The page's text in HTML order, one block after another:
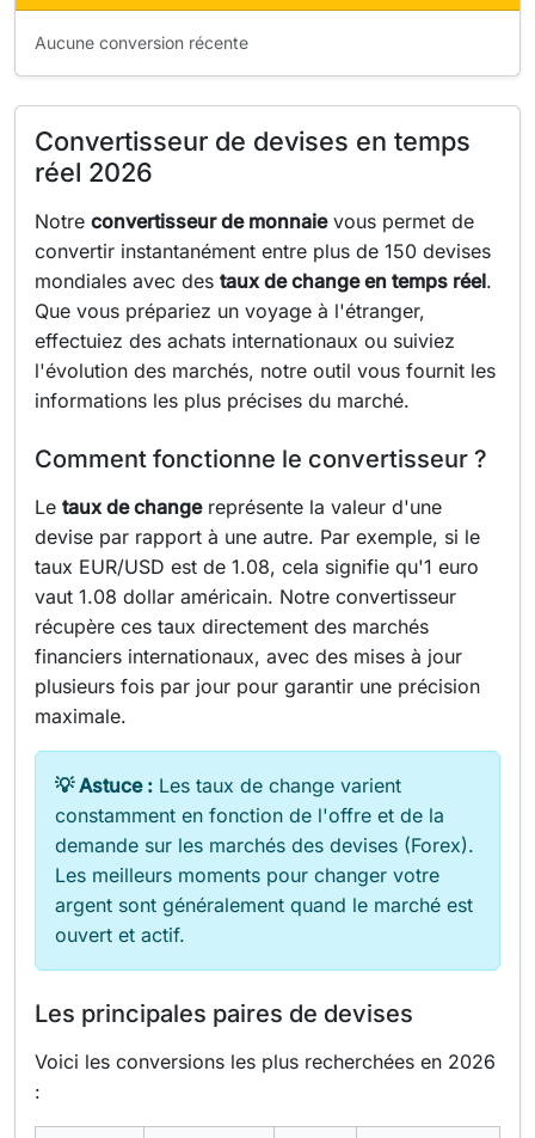
Aucune conversion récente
Convertisseur de devises en temps
réel 2026
Notre convertisseur de monnaievous permet de
convertir instantanément entre plus de 150 devises
mondiales avec des taux de change en temps réel.
Que vous prépariez un voyage à l'étranger,
effectuiez des achats internationaux ou suiviez
l'évolution des marchés, notre outil vous fournit les
informations les plus précises du marché.
Comment fonctionne le convertisseur ?
Le taux de changereprésente la valeur d'une
devise par rapport à une autre. Par exemple, si le
taux EUR/USD est de 1.08, cela signifie qu'1 euro
vaut 1.08 dollar américain. Notre convertisseur
récupère ces taux directement des marchés
financiers internationaux, avec des mises à jour
plusieurs fois par jour pour garantir une précision
maximale.
💡 Astuce : Les taux de change varient
constamment en fonction de l'offre et de la
demande sur les marchés des devises (Forex).
Les meilleurs moments pour changer votre
argent sont généralement quand le marché est
ouvert et actif.
Les principales paires de devises
Voici les conversions les plus recherchées en 2026
: